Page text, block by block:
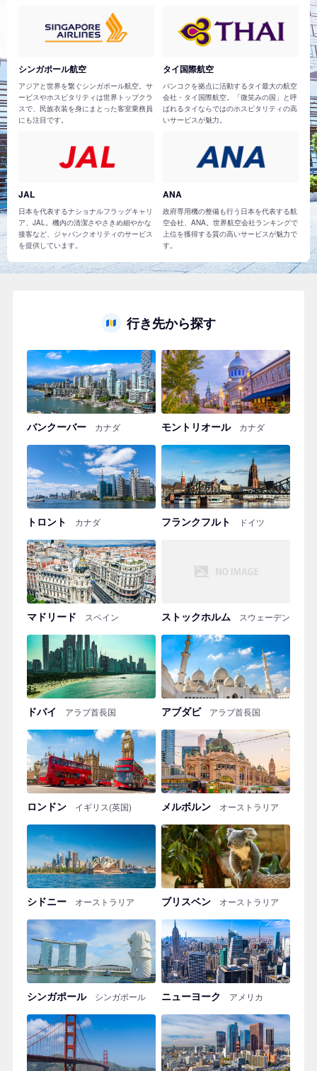
シンガポール航空
アジアと世界を繋ぐシンガポール航空。サ
ービスやホスピタリティは世界トップクラ
スで、民族衣装を身にまとった客室乗務員
にも注目です。
タイ国際航空
バンコクを拠点に活動するタイ最大の航空
会社・タイ国際航空。「微笑みの国」と呼
ばれるタイならではのホスピタリティの高
いサービスが魅力。
JAL
日本を代表するナショナルフラッグキャリ
ア、JAL。機内の清潔さやさきめ細やかな
接客など、ジャパンクオリティのサービス
を提供しています。
ANA
政府専用機の整備も行う日本を代表する航
空会社、ANA。世界航空会社ランキングで
上位を獲得する質の高いサービスが魅力で
す。
行き先から探す
バンクーバー カナダ モントリオール カナダ
トロント カナダ フランクフルト ドイツ
マドリード スペイン ストックホルム スウェーデン
ドバイ アラブ首長国 アブダビ アラブ首長国
ロンドン イギリス(英国) メルボルン オーストラリア
シドニー オーストラリア ブリスベン オーストラリア
シンガポール シンガポール ニューヨーク アメリカ